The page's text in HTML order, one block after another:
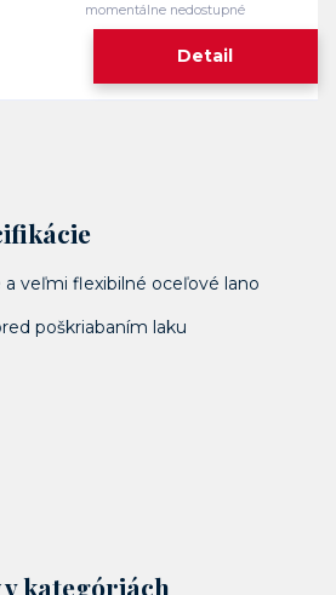
momentálne nedostupné
Detail
veľmi flexibilné oceľové lano
poškriabaním laku
kategóriách